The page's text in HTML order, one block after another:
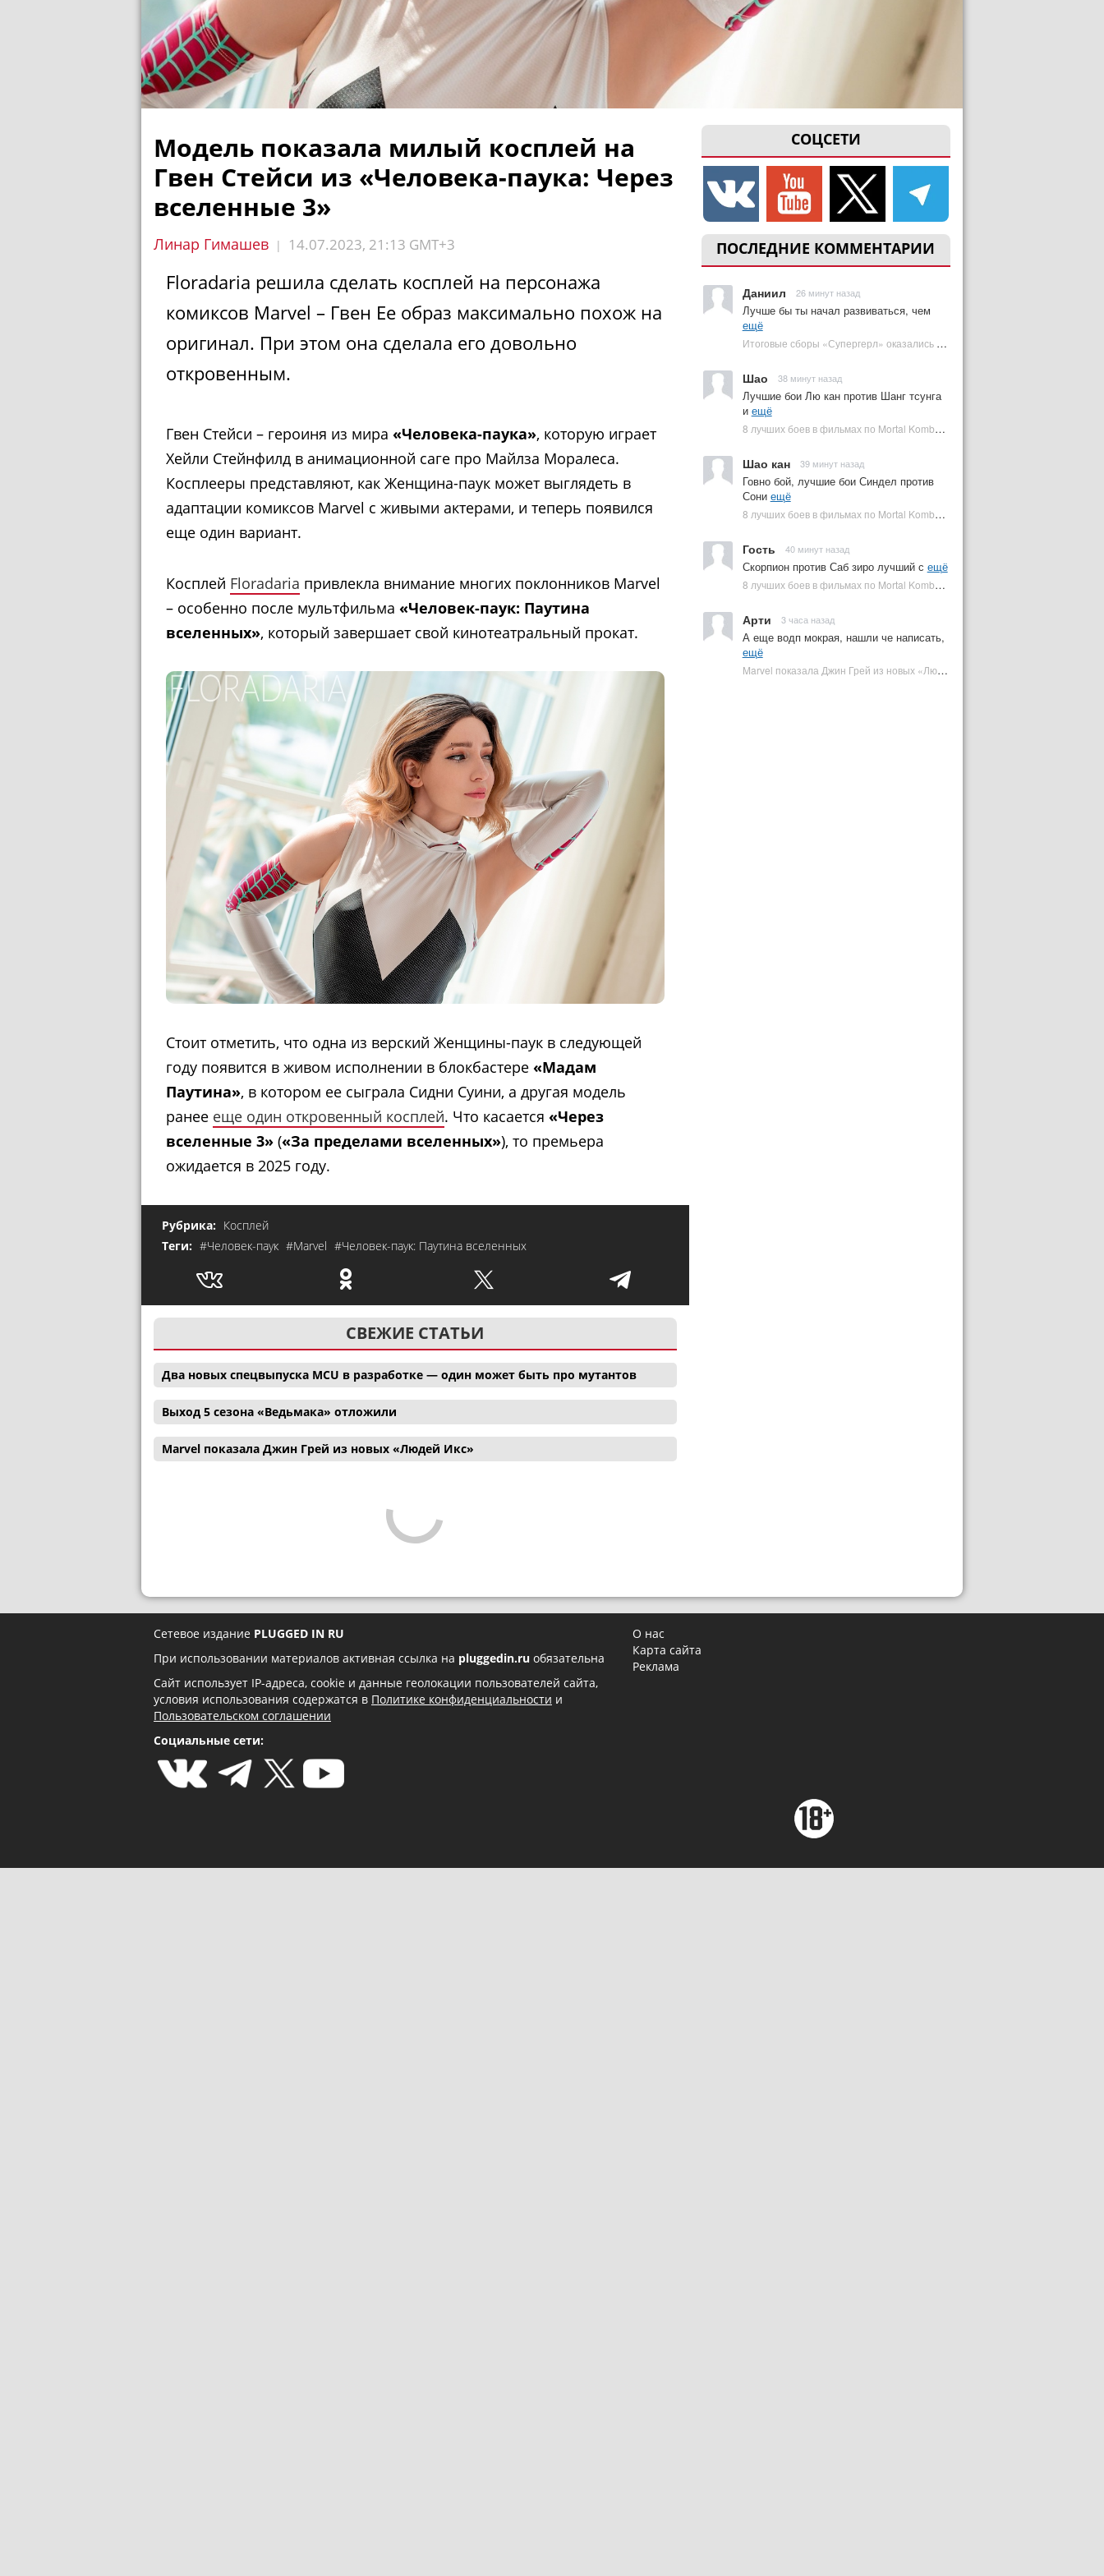
СОЦСЕТИ
ПОСЛЕДНИЕ КОММЕНТАРИИ
Даниил 26 минут назад
Лучше бы ты начал развиваться, чем
ещё
Итоговые сборы «Супергерл» оказались худшими для DC за два десятилетия | Plugged In Ru
Шао 38 минут назад
Лучшие бои Лю кан против Шанг тсунга
и ещё
8 лучших боев в фильмах по Mortal Kombat: от «Смертельной битвы» до «Мортал Комбат 2» | Plugged In Ru
Шао кан 39 минут назад
Говно бой, лучшие бои Синдел против
Сони ещё
8 лучших боев в фильмах по Mortal Kombat: от «Смертельной битвы» до «Мортал Комбат 2» | Plugged In Ru
Гость 40 минут назад
Скорпион против Саб зиро лучший с ещё
8 лучших боев в фильмах по Mortal Kombat: от «Смертельной битвы» до «Мортал Комбат 2» | Plugged In Ru
Арти 3 часа назад
А еще водп мокрая, нашли че написать,
ещё
Marvel показала Джин Грей из новых «Людей Икс» | Plugged In Ru
Модель показала милый косплей на
Гвен Стейси из «Человека-паука: Через
вселенные 3»
Линар Гимашев | 14.07.2023, 21:13 GMT+3
Floradaria решила сделать косплей на персонажа
комиксов Marvel – Гвен Ее образ максимально похож на
оригинал. При этом она сделала его довольно
откровенным.
Гвен Стейси – героиня из мира «Человека-паука», которую играет
Хейли Стейнфилд в анимационной саге про Майлза Моралеса.
Косплееры представляют, как Женщина-паук может выглядеть в
адаптации комиксов Marvel с живыми актерами, и теперь появился
еще один вариант.
Косплей Floradaria привлекла внимание многих поклонников Marvel
– особенно после мультфильма «Человек-паук: Паутина
вселенных», который завершает свой кинотеатральный прокат.
Стоит отметить, что одна из верский Женщины-паук в следующей
году появится в живом исполнении в блокбастере «Мадам
Паутина», в котором ее сыграла Сидни Суини, а другая модель
ранее еще один откровенный косплей. Что касается «Через
вселенные 3» («За пределами вселенных»), то премьера
ожидается в 2025 году.
Рубрика: Косплей
Теги: #Человек-паук #Marvel #Человек-паук: Паутина вселенных
СВЕЖИЕ СТАТЬИ
Два новых спецвыпуска MCU в разработке — один может быть про мутантов
Выход 5 сезона «Ведьмака» отложили
Marvel показала Джин Грей из новых «Людей Икс»
Сетевое издание PLUGGED IN RU
При использовании материалов активная ссылка на pluggedin.ru обязательна
Сайт использует IP-адреса, cookie и данные геолокации пользователей сайта,
условия использования содержатся в Политике конфиденциальности и
Пользовательском соглашении
Социальные сети:
О нас
Карта сайта
Реклама